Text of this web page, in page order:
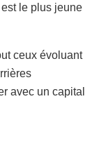
le plus jeune
ceux évoluant
avec un capital